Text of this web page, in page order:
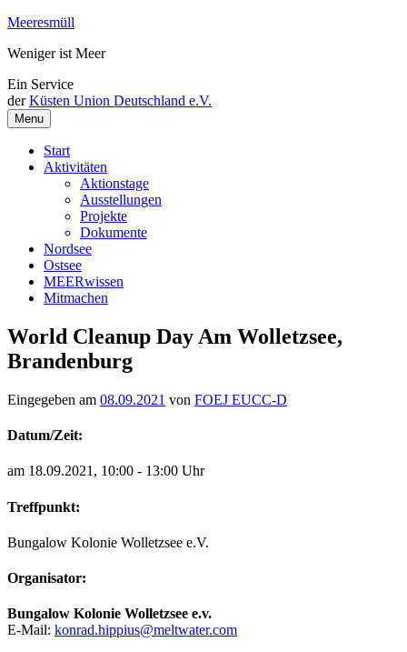
Weiter
Inhalt
Meeresmüll
Weniger ist Meer
Ein Service
derKüsten Union Deutschland e.V.
Menu
Start
Aktivitäten
Aktionstage
Ausstellungen
Projekte
Dokumente
Nordsee
Ostsee
MEERwissen
Mitmachen
World Cleanup Day Am Wolletzsee,
Brandenburg
Eingegeben am 08.09.2021 von FOEJ EUCC-D
Datum/Zeit:
am 18.09.2021, 10:00 - 13:00 Uhr
Treffpunkt:
Bungalow Kolonie Wolletzsee e.V.
Organisator:
Bungalow Kolonie Wolletzsee e.v.
E-Mail: konrad.hippius@meltwater.com